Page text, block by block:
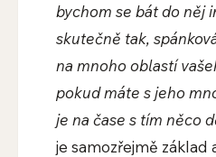
bychom se bát do něj
skutečně tak,
na mnoho oblastí
pokud máte s jeho
je na čase s tím něco
je samozřejmě základ